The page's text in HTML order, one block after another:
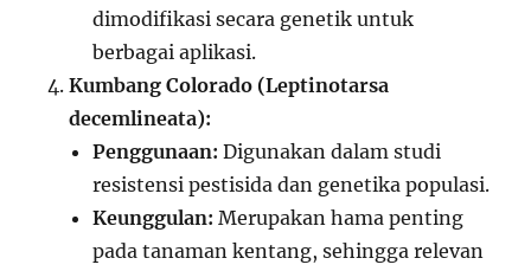
dimodifikasi secara genetik untuk
berbagai aplikasi.
Kumbang Colorado (Leptinotarsa
decemlineata):
Penggunaan: Digunakan dalam studi
resistensi pestisida dan genetika populasi.
Keunggulan: Merupakan hama penting
pada tanaman kentang, sehingga relevan